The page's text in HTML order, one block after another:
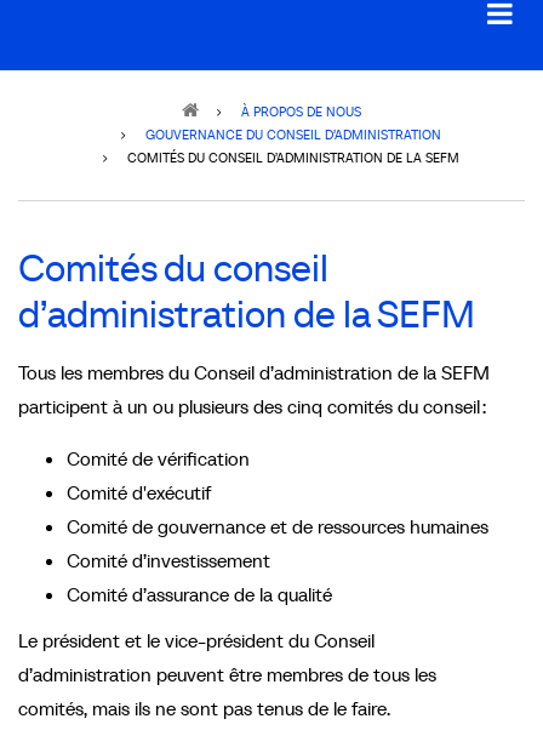
À PROPOS DE NOUS
GOUVERNANCE DU CONSEIL D’ADMINISTRATION
COMITÉS DU CONSEIL D’ADMINISTRATION DE LA SEFM
Comités du conseil
d’administration de la SEFM
Tous les membres du Conseil d’administration de la SEFM
participent à un ou plusieurs des cinq comités du conseil :
Comité de vérification
Comité d'exécutif
Comité de gouvernance et de ressources humaines
Comité d’investissement
Comité d’assurance de la qualité
Le président et le vice-président du Conseil
d’administration peuvent être membres de tous les
comités, mais ils ne sont pas tenus de le faire.